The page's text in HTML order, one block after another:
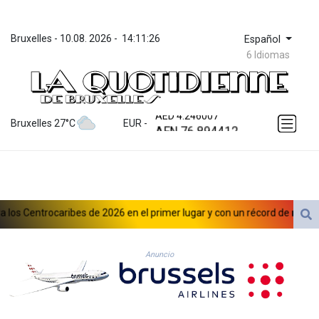
Bruxelles - 10.08. 2026 - 14:11:26 Español
6 Idiomas
Bruxelles 27°C EUR -
ZWL 372.283829
AED 4.246007
AFN 76.894412
AUD 1.635701
AWG 2.082538
BAM 1.956405
BBD 2.322408
BDT 142.734126
BHD 0.434833
de 2026 en el primer lugar y con un récord de medallas
Anuncio